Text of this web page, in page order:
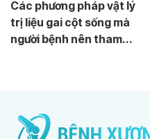
Các phương pháp vật lý
trị liệu gai cột sống mà
người bệnh nên tham...